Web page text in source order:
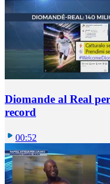
Diomande al Real
record
00:52